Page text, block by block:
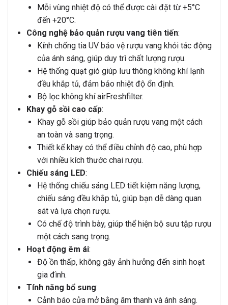
Mỗi vùng nhiệt độ có thể được cài đặt từ +5°C
đến +20°C.
Công nghệ bảo quản rượu vang tiên tiến:
Kính chống tia UV bảo vệ rượu vang khỏi tác động
của ánh sáng, giúp duy trì chất lượng rượu.
Hệ thống quạt gió giúp lưu thông không khí lạnh
đều khắp tủ, đảm bảo nhiệt độ ổn định.
Bộ lọc không khí airFreshfilter.
Khay gỗ sồi cao cấp:
Khay gỗ sồi giúp bảo quản rượu vang một cách
an toàn và sang trọng.
Thiết kế khay có thể điều chỉnh độ cao, phù hợp
với nhiều kích thước chai rượu.
Chiếu sáng LED:
Hệ thống chiếu sáng LED tiết kiệm năng lượng,
chiếu sáng đều khắp tủ, giúp bạn dễ dàng quan
sát và lựa chọn rượu.
Có chế độ trình bày, giúp thể hiện bộ sưu tập rượu
một cách sang trọng.
Hoạt động êm ái:
Độ ồn thấp, không gây ảnh hưởng đến sinh hoạt
gia đình.
Tính năng bổ sung:
Cảnh báo cửa mở bằng âm thanh và ánh sáng.